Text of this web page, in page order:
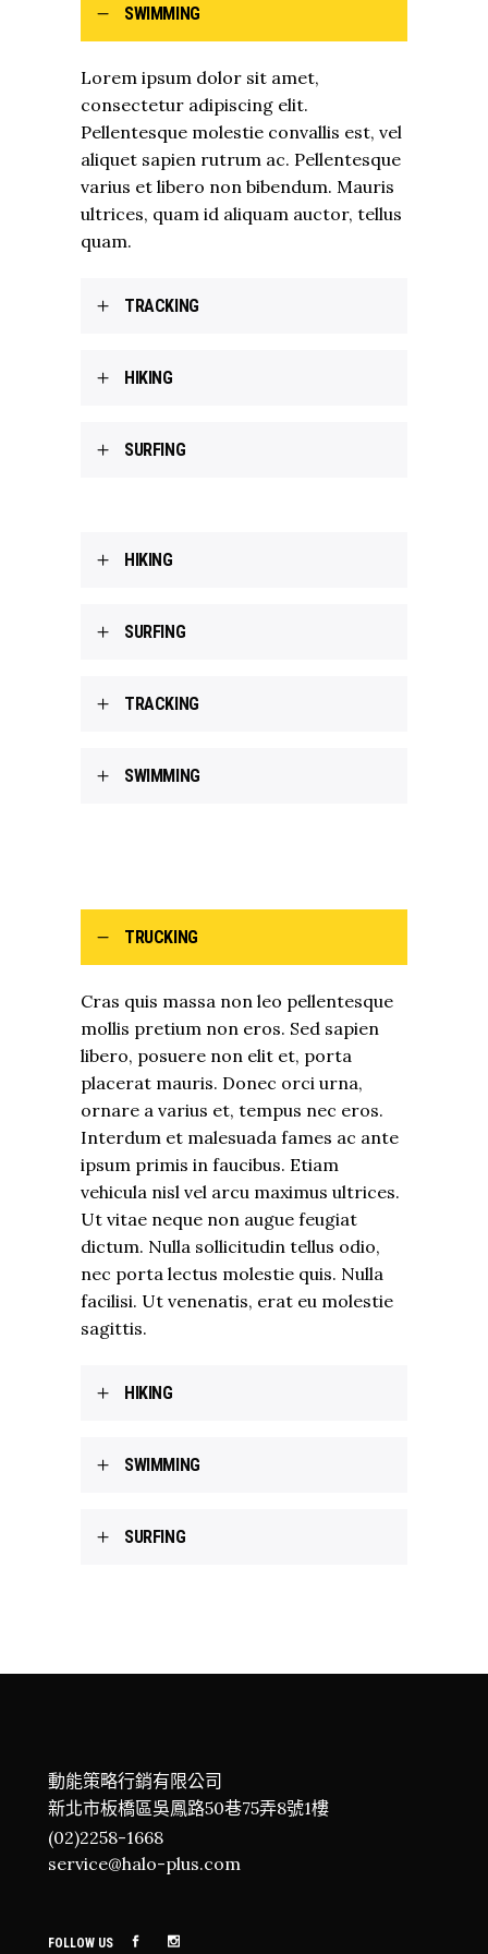
SWIMMING
Lorem ipsum dolor sit amet,
consectetur adipiscing elit.
Pellentesque molestie convallis est, vel
aliquet sapien rutrum ac. Pellentesque
varius et libero non bibendum. Mauris
ultrices, quam id aliquam auctor, tellus
quam.
TRACKING
HIKING
SURFING
HIKING
SURFING
TRACKING
SWIMMING
TRUCKING
Cras quis massa non leo pellentesque
mollis pretium non eros. Sed sapien
libero, posuere non elit et, porta
placerat mauris. Donec orci urna,
ornare a varius et, tempus nec eros.
Interdum et malesuada fames ac ante
ipsum primis in faucibus. Etiam
vehicula nisl vel arcu maximus ultrices.
Ut vitae neque non augue feugiat
dictum. Nulla sollicitudin tellus odio,
nec porta lectus molestie quis. Nulla
facilisi. Ut venenatis, erat eu molestie
sagittis.
HIKING
SWIMMING
SURFING
動能策略行銷有限公司
新北市板橋區吳鳳路50巷75弄8號1樓
(02)2258-1668
service@halo-plus.com
FOLLOW US